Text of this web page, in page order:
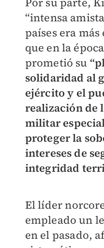
“intensa
países era
que en la
prometió su
solidaridad al
ejército y el
realización de
militar
proteger la
intereses de
integridad
El líder
empleado un
en el pasado,